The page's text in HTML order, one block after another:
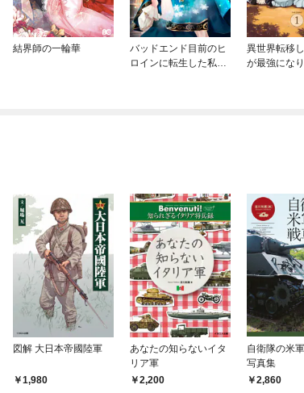
結界師の一輪華
バッドエンド目前のヒ
ロインに転生した私、
異世界転移
が最強にな
図解 大日本帝國陸軍
1,980
あなたの知らないイタ
リア軍
2,200
自衛隊の米
写真集
2,860